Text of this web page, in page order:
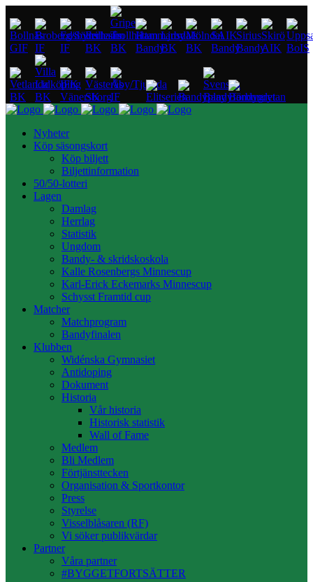
Nyheter
Köp säsongskort
Köp biljett
Biljettinformation
50/50-lotteri
Lagen
Damlag
Herrlag
Statistik
Ungdom
Bandy- & skridskoskola
Kalle Rosenbergs Minnescup
Karl-Erick Eckemarks Minnescup
Schysst Framtid cup
Matcher
Matchprogram
Bandyfinalen
Klubben
Widénska Gymnasiet
Antidoping
Dokument
Historia
Vår historia
Historisk statistik
Wall of Fame
Medlem
Bli Medlem
Förtjänsttecken
Organisation & Sportkontor
Press
Styrelse
Visselblåsaren (RF)
Vi söker publikvärdar
Partner
Våra partner
#BYGGETFORTSÄTTER